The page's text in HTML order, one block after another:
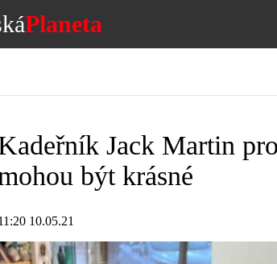
Planeta
Jack Martin
být krásné
10.05.21